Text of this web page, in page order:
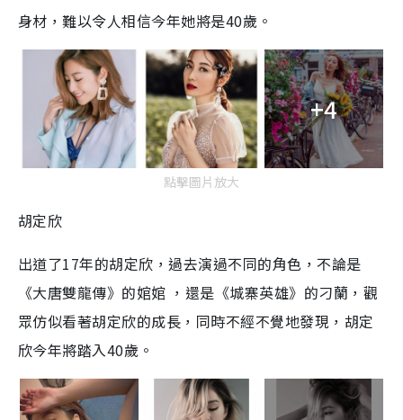
身材，難以令人相信今年她將是40歲。
+4
點擊圖片放大
胡定欣
出道了17年的胡定欣，過去演過不同的角色，不論是
《大唐雙龍傳》的婠婠 ，還是《城寨英雄》的刁蘭，觀
眾仿似看著胡定欣的成長，同時不經不覺地發現，胡定
欣今年將踏入40歲。